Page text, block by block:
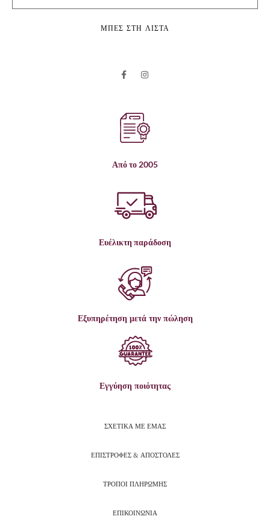
ΜΠΕΣ ΣΤΗ ΛΙΣΤΑ
Από το 2005
Ευέλικτη παράδοση
Εξυπηρέτηση μετά την πώληση
Εγγύηση ποιότητας
ΣΧΕΤΙΚΑ ΜΕ ΕΜΑΣ
ΕΠΙΣΤΡΟΦΕΣ & ΑΠΟΣΤΟΛΕΣ
ΤΡΟΠΟΙ ΠΛΗΡΩΜΗΣ
ΕΠΙΚΟΙΝΩΝΙΑ